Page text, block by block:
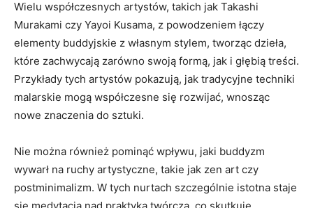
Wielu współczesnych artystów, takich jak Takashi
Murakami czy Yayoi Kusama, z powodzeniem łączy
elementy buddyjskie z własnym stylem, tworząc dzieła,
które zachwycają zarówno swoją formą, jak i głębią treści.
Przykłady tych artystów pokazują, jak tradycyjne techniki
malarskie mogą współczesne się rozwijać, wnosząc
nowe znaczenia do sztuki.
Nie można również pominąć wpływu, jaki buddyzm
wywarł na ruchy artystyczne, takie jak zen art czy
postminimalizm. W tych nurtach szczególnie istotna staje